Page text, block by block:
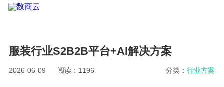
服装行业S2B2B平台+AI解决方案
2026-06-09 阅读：1196 分类：行业方案